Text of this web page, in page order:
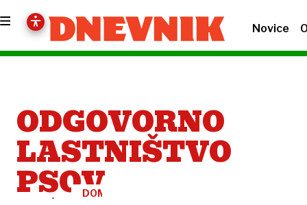
Novice
ODGOVORNO
LASTNIŠTVO
PSOV
DOMAČE